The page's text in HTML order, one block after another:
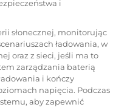
i
słonecznej, monitorując
ładowania, w
oraz z sieci, jeśli ma to
zarządzania baterią
i kończy
napięcia. Podczas
aby zapewnić